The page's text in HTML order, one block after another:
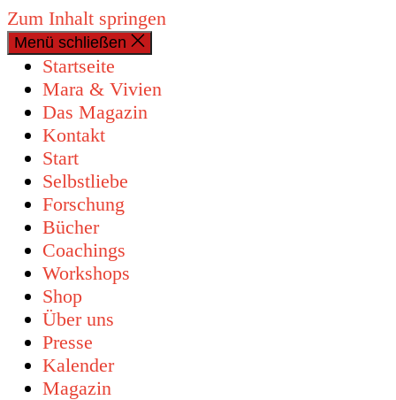
Zum Inhalt springen
Menü schließen
Startseite
Mara & Vivien
Das Magazin
Kontakt
Start
Selbstliebe
Forschung
Bücher
Coachings
Workshops
Shop
Über uns
Presse
Kalender
Magazin